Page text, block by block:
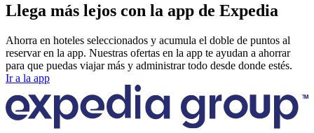
Llega más lejos con la app de Expedia
Ahorra en hoteles seleccionados y acumula el doble de puntos al
reservar en la app. Nuestras ofertas en la app te ayudan a ahorrar
para que puedas viajar más y administrar todo desde donde estés.
Ir a la app